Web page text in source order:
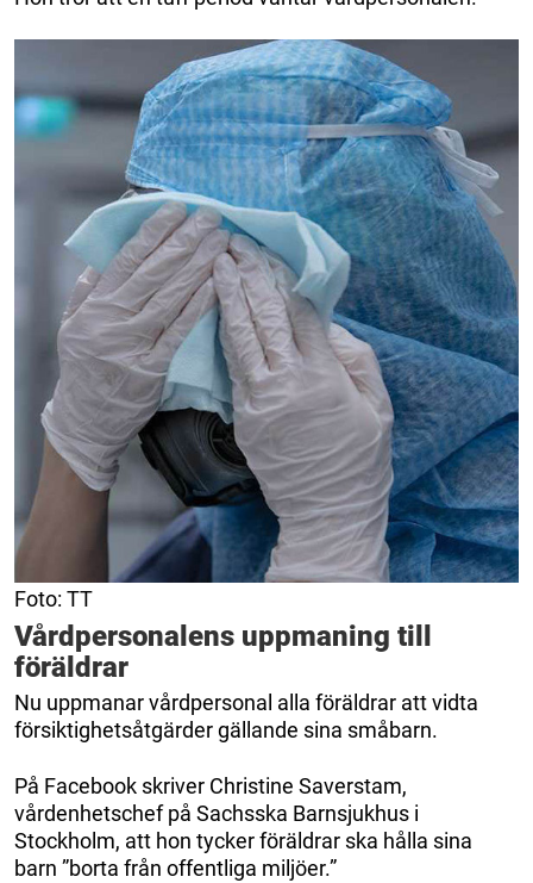
Foto: TT
Vårdpersonalens uppmaning till
föräldrar
Nu uppmanar vårdpersonal alla föräldrar att vidta
försiktighetsåtgärder gällande sina småbarn.
På Facebook skriver Christine Saverstam,
vårdenhetschef på Sachsska Barnsjukhus i
Stockholm, att hon tycker föräldrar ska hålla sina
barn ”borta från offentliga miljöer.”